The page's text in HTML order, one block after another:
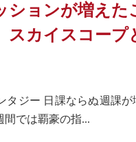
ションが増えた
カイスコープ
タジー 日課ならぬ週課が
間では覇豪の指...